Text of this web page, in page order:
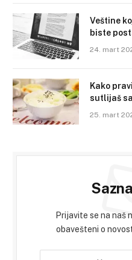
Veštine
biste
24. mart
Kako
sutlijaš
25. mart
Prijavite se na naš
obavešteni o